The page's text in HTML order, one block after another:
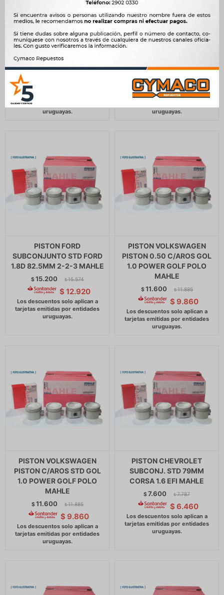
PISTON FIAT CON AROS
76MM + 080 147 UNO
1050CC MAHLE
PISTON FIAT AROS PERNOS
$8.160
PISTON FORD
SUBCONJUNTO STD FORD
1.8D 82.5MM 2-2-3 MAHLE
$15.200 $ 15.574
$ 12.920
PISTON VOLKSWAGEN
PISTON 0.50 C/AROS GOL
1.0 POWER GOLF POLO
MAHLE
$11.600 $ 11.885
$ 9.860
PISTON VOLKSWAGEN
PISTON C/AROS STD GOL
1.0 POWER GOLF POLO
MAHLE
$11.600 $ 11.885
$ 9.860
PISTON CHEVROLET
SUBCONJ. STD 79MM
CORSA 1.6 EFI MAHLE
$7.600 $ 7.787
$ 6.460